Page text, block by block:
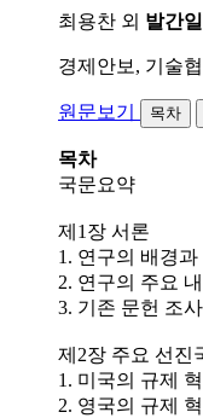
최용찬 외 발간일
경제안보, 기술
원문보기 목차
목차
국문요약
제1장 서론
1. 연구의 배경과
2. 연구의 주요
3. 기존 문헌 조사
제2장 주요 선진
1. 미국의 규제
2. 영국의 규제